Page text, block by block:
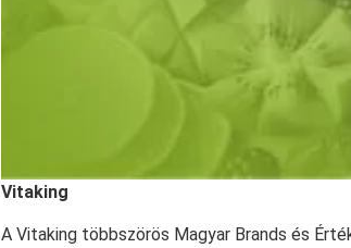
Vitaking
A Vitaking többszörös Magyar Brands és